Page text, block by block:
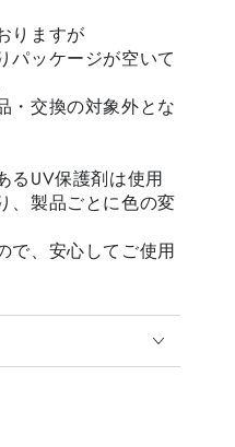
りますが
パッケージが空いて
・交換の対象外とな
るUV保護剤は使用
、製品ごとに色の変
で、安心してご使用